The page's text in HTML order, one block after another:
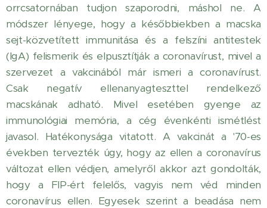
orrcsatornában tudjon szaporodni, máshol ne. A
módszer lényege, hogy a későbbiekben a macska
sejt-közvetített immunitása és a felszíni antitestek
(IgA) felismerik és elpusztítják a coronavírust, mivel a
szervezet a vakcinából már ismeri a coronavírust.
Csak negatív ellenanyagteszttel rendelkező
macskának adható. Mivel esetében gyenge az
immunológiai memória, a cég évenkénti ismétlést
javasol. Hatékonysága vitatott. A vakcinát a '70-es
években tervezték úgy, hogy az ellen a coronavírus
változat ellen védjen, amelyről akkor azt gondolták,
hogy a FIP-ért felelős, vagyis nem véd minden
coronavírus ellen. Egyesek szerint a beadása nem